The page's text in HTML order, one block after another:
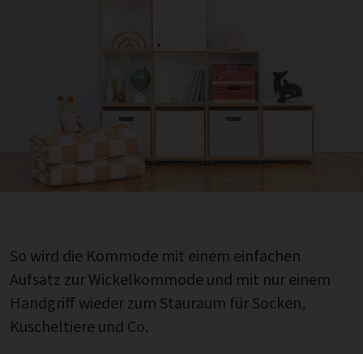
So wird die Kommode mit einem einfachen
Aufsatz zur Wickelkommode und mit nur einem
Handgriff wieder zum Stauraum für Socken,
Kuscheltiere und Co.